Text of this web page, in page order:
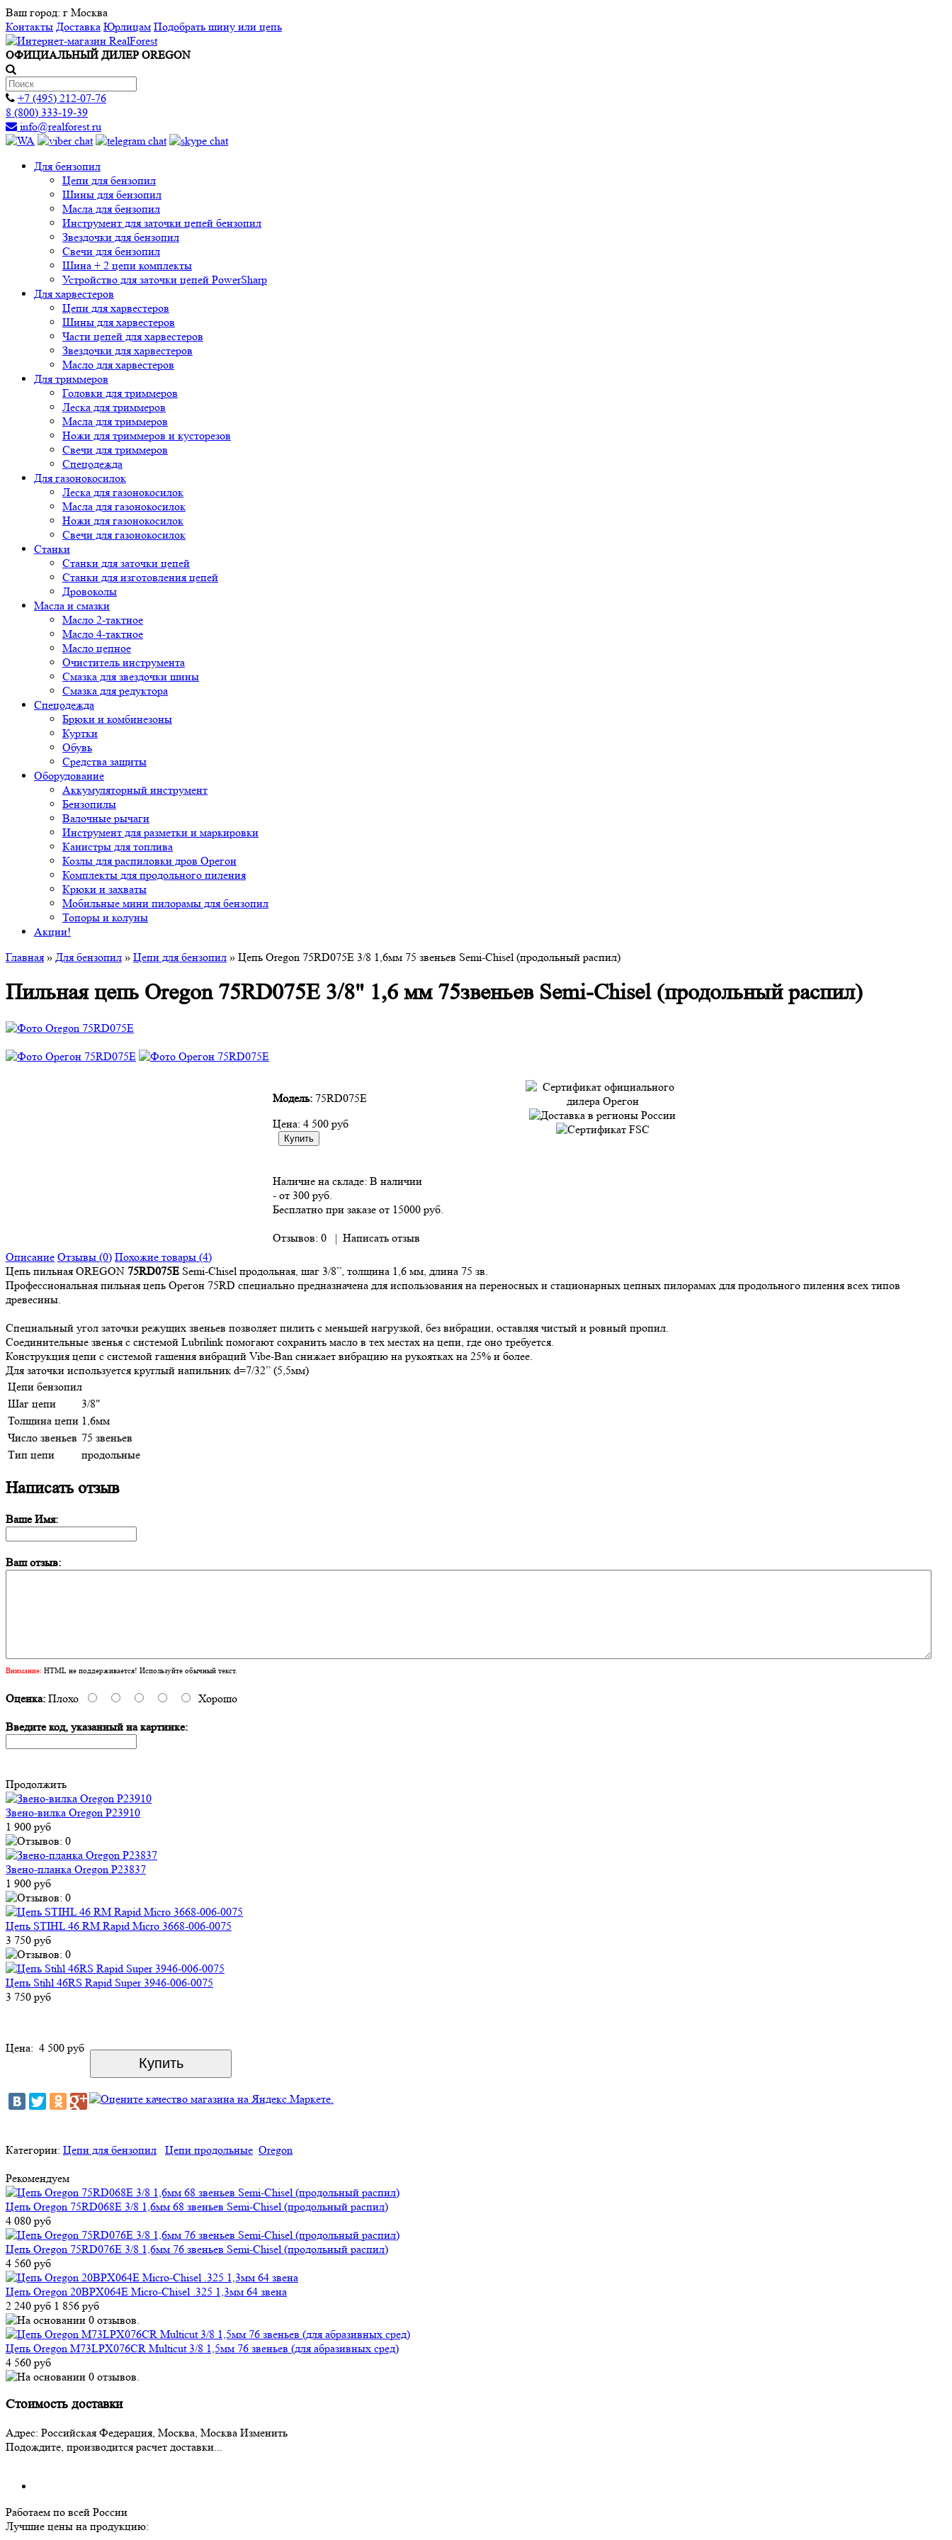
Ваш город: г Москва
Контакты Доставка Юрлицам Подобрать шину или цепь
ОФИЦИАЛЬНЫЙ ДИЛЕР OREGON
+7 (495) 212-07-76
8 (800) 333-19-39
info@realforest.ru
Для бензопил
Цепи для бензопил
Шины для бензопил
Масла для бензопил
Инструмент для заточки цепей бензопил
Звездочки для бензопил
Свечи для бензопил
Шина + 2 цепи комплекты
Устройство для заточки цепей PowerSharp
Для харвестеров
Цепи для харвестеров
Шины для харвестеров
Части цепей для харвестеров
Звездочки для харвестеров
Масло для харвестеров
Для триммеров
Головки для триммеров
Леска для триммеров
Масла для триммеров
Ножи для триммеров и кусторезов
Свечи для триммеров
Спецодежда
Для газонокосилок
Леска для газонокосилок
Масла для газонокосилок
Ножи для газонокосилок
Свечи для газонокосилок
Станки
Cтанки для заточки цепей
Станки для изготовления цепей
Дровоколы
Масла и смазки
Масло 2-тактное
Масло 4-тактное
Масло цепное
Очиститель инструмента
Смазка для звездочки шины
Смазка для редуктора
Спецодежда
Брюки и комбинезоны
Куртки
Обувь
Средства защиты
Оборудование
Аккумуляторный инструмент
Бензопилы
Валочные рычаги
Инструмент для разметки и маркировки
Канистры для топлива
Козлы для распиловки дров Орегон
Комплекты для продольного пиления
Крюки и захваты
Мобильные мини пилорамы для бензопил
Топоры и колуны
Акции!
Главная » Для бензопил » Цепи для бензопил » Цепь Oregon 75RD075E 3/8 1,6мм 75 звеньев Semi-Chisel (продольный распил)
Пильная цепь Oregon 75RD075E 3/8" 1,6 мм 75звеньев Semi-Chisel (продольный распил)
Модель: 75RD075E
Цена: 4 500 руб
Наличие на складе: В наличии
- от 300 руб.
Бесплатно при заказе от 15000 руб.
Отзывов: 0 | Написать отзыв
Описание Отзывы (0) Похожие товары (4)
Цепь пильная OREGON 75RD075E Semi-Chisel продольная, шаг 3/8”, толщина 1,6 мм, длина 75 зв.
Профессиональная пильная цепь Орегон 75RD специально предназначена для использования на переносных и стационарных цепных пилорамах для продольного пиления всех типов
древесины.
Специальный угол заточки режущих звеньев позволяет пилить с меньшей нагрузкой, без вибрации, оставляя чистый и ровный пропил.
Соединительные звенья с системой Lubrilink помогают сохранить масло в тех местах на цепи, где оно требуется.
Конструкция цепи с системой гашения вибраций Vibe-Ban снижает вибрацию на рукоятках на 25% и более.
Для заточки используется круглый напильник d=7/32” (5,5мм)
Цепи бензопил
Шаг цепи
3/8"
Толщина цепи 1,6мм
Число звеньев 75 звеньев
Тип цепи
продольные
Написать отзыв
Ваше Имя:
Ваш отзыв:
Внимание: HTML не поддерживается! Используйте обычный текст.
Оценка: Плохо Хорошо
Введите код, указанный на картинке:
Продолжить
Звено-вилка Oregon P23910
1 900 руб
Звено-планка Oregon P23837
1 900 руб
Цепь STIHL 46 RM Rapid Micro 3668-006-0075
3 750 руб
Цепь Stihl 46RS Rapid Super 3946-006-0075
3 750 руб
Цена: 4 500 руб
Категории: Цепи для бензопил Цепи продольные Oregon
Рекомендуем
Цепь Oregon 75RD068E 3/8 1,6мм 68 звеньев Semi-Chisel (продольный распил)
4 080 руб
Цепь Oregon 75RD076E 3/8 1,6мм 76 звеньев Semi-Chisel (продольный распил)
4 560 руб
Цепь Oregon 20BPX064E Micro-Chisel .325 1,3мм 64 звена
2 240 руб 1 856 руб
Цепь Oregon M73LPX076CR Multicut 3/8 1,5мм 76 звеньев (для абразивных сред)
4 560 руб
Стоимость доставки
Адрес: Российская Федерация, Москва, Москва Изменить
Подождите, производится расчет доставки...
Работаем по всей России
Лучшие цены на продукцию: